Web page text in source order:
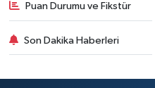
Puan Durumu ve Fikstür
Son Dakika Haberleri